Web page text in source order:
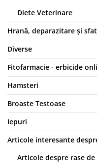
Diete Veterinare
Hrană, deparazitare și
Diverse
Fitofarmacie - erbicide
Hamsteri
Broaste Testoase
Iepuri
Articole interesante
Articole despre rase de